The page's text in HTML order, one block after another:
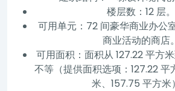
楼层数：12 层。
可用单元：72 间豪华商业办公
商业活动的商店。
可用面积：面积从 127.22 平方
不等（提供面积选项：127.22 平
米、157.75 平方米